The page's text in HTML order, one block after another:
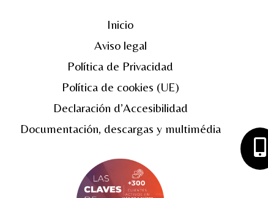
Inicio
Aviso legal
Política de Privacidad
Política de cookies (UE)
Declaración d’Accesibilidad
Documentación, descargas y multimédia